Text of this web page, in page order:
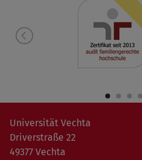
Universität Vechta
Driverstraße 22
49377 Vechta